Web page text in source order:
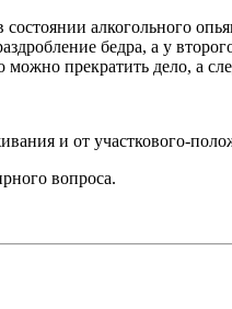
состоянии алкогольного
бедра, а у
прекратить дело, а
и от участкового-
вопроса.